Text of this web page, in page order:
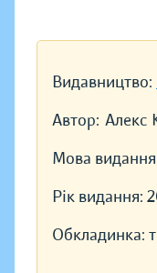
Видавництво:
Автор: Алекс
Мова
Рік видання:
Обкладинка: